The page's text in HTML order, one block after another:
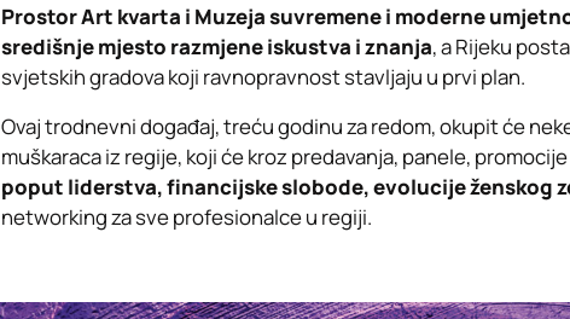
Prostor Art kvarta i Muzeja suvremene i moderne
središnje mjesto razmjene iskustva i znanja, a Rijeku
svjetskih gradova koji ravnopravnost stavljaju u prvi plan.
Ovaj trodnevni događaj, treću godinu za redom, okupit će
muškaraca iz regije, koji će kroz predavanja, panele,
poput liderstva, financijske slobode, evolucije ženskog
networking za sve profesionalce u regiji.